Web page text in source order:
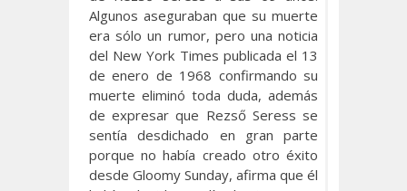
Algunos aseguraban que su muerte
era sólo un rumor, pero una noticia
del New York Times publicada el 13
de enero de 1968 confirmando su
muerte eliminó toda duda, además
de expresar que Rezső Seress se
sentía desdichado en gran parte
porque no había creado otro éxito
desde Gloomy Sunday, afirma que él